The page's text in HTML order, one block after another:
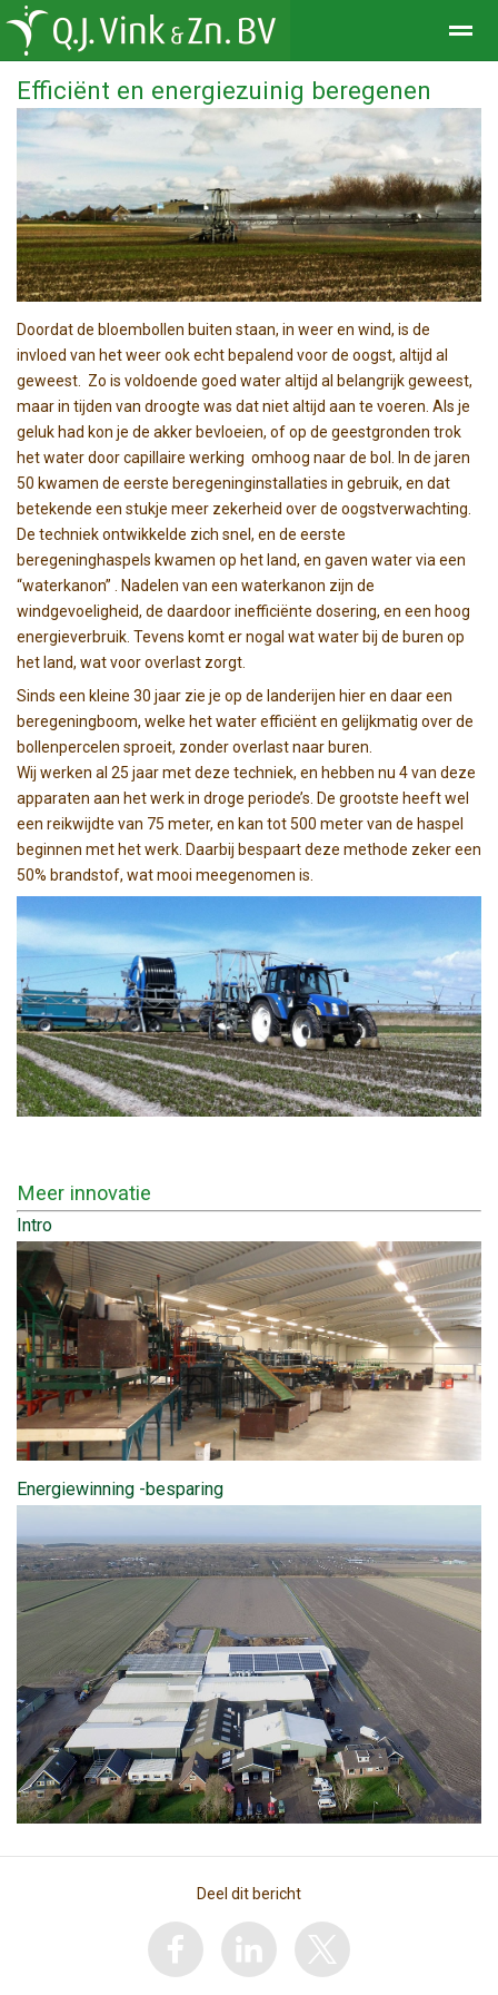
Bellen E-mail Locatie Facebook
Efficiënt en energiezuinig beregenen
Doordat de bloembollen buiten staan, in weer en wind, is de
invloed van het weer ook echt bepalend voor de oogst, altijd al
geweest. Zo is voldoende goed water altijd al belangrijk geweest,
maar in tijden van droogte was dat niet altijd aan te voeren. Als je
geluk had kon je de akker bevloeien, of op de geestgronden trok
het water door capillaire werking omhoog naar de bol. In de jaren
50 kwamen de eerste beregeninginstallaties in gebruik, en dat
betekende een stukje meer zekerheid over de oogstverwachting.
De techniek ontwikkelde zich snel, en de eerste
beregeninghaspels kwamen op het land, en gaven water via een
“waterkanon” . Nadelen van een waterkanon zijn de
windgevoeligheid, de daardoor inefficiënte dosering, en een hoog
energieverbruik. Tevens komt er nogal wat water bij de buren op
het land, wat voor overlast zorgt.
Sinds een kleine 30 jaar zie je op de landerijen hier en daar een
beregeningboom, welke het water efficiënt en gelijkmatig over de
bollenpercelen sproeit, zonder overlast naar buren.
Wij werken al 25 jaar met deze techniek, en hebben nu 4 van deze
apparaten aan het werk in droge periode’s. De grootste heeft wel
een reikwijdte van 75 meter, en kan tot 500 meter van de haspel
beginnen met het werk. Daarbij bespaart deze methode zeker een
50% brandstof, wat mooi meegenomen is.
Meer innovatie
Intro
Energiewinning -besparing
Deel dit bericht